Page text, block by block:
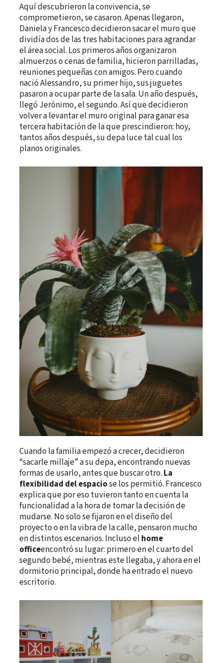
Aquí descubrieron la convivencia, se
comprometieron, se casaron. Apenas llegaron,
Daniela y Francesco decidieron sacar el muro que
dividía dos de las tres habitaciones para agrandar
el área social. Los primeros años organizaron
almuerzos o cenas de familia, hicieron parrilladas,
reuniones pequeñas con amigos. Pero cuando
nació Alessandro, su primer hijo, sus juguetes
pasaron a ocupar parte de la sala. Un año después,
llegó Jerónimo, el segundo. Así que decidieron
volver a levantar el muro original para ganar esa
tercera habitación de la que prescindieron: hoy,
tantos años después, su depa luce tal cual los
planos originales.
Cuando la familia empezó a crecer, decidieron
“sacarle millaje” a su depa, encontrando nuevas
formas de usarlo, antes que buscar otro. La
flexibilidad del espaciose los permitió. Francesco
explica que por eso tuvieron tanto en cuenta la
funcionalidad a la hora de tomar la decisión de
mudarse. No solo se fijaron en el diseño del
proyecto o en la vibra de la calle, pensaron mucho
en distintos escenarios. Incluso el home
officeencontró su lugar: primero en el cuarto del
segundo bebé, mientras este llegaba, y ahora en el
dormitorio principal, donde ha entrado el nuevo
escritorio.